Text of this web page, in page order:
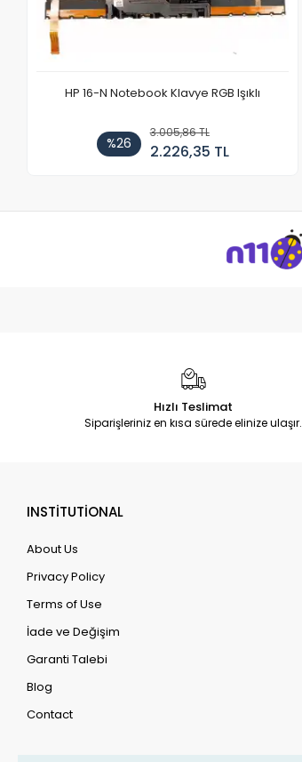
HP 16-N Notebook Klavye RGB Işıklı
%26
3.005,86 TL
2.226,35 TL
Hızlı Teslimat
Siparişleriniz en kısa sürede elinize ulaşır.
INSTİTUTİONAL
About Us
Privacy Policy
Terms of Use
İade ve Değişim
Garanti Talebi
Blog
Contact